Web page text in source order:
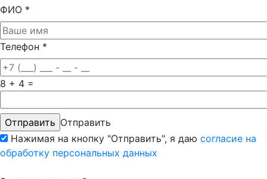
ФИО *
Телефон *
8 + 4 =
Отправить
Нажимая на кнопку "Отправить", я даю согласие на
обработку персональных данных